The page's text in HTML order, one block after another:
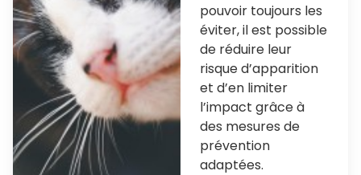
pouvoir toujours les
éviter, il est possible
de réduire leur
risque d’apparition
et d’en limiter
l’impact grâce à
des mesures de
prévention
adaptées.